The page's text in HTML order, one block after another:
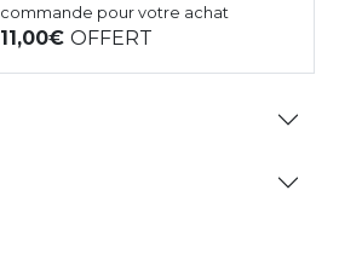
commande pour votre achat
11,00OFFERT